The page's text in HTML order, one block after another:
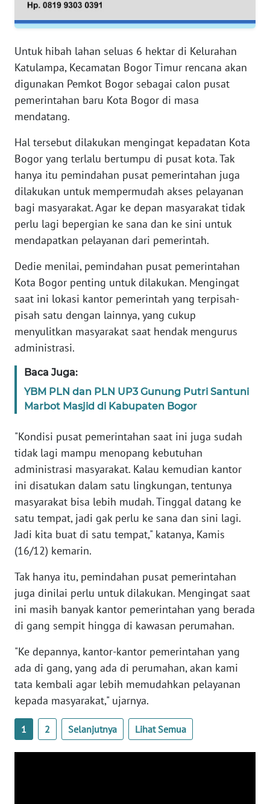
Untuk hibah lahan seluas 6 hektar di Kelurahan
Katulampa, Kecamatan Bogor Timur rencana akan
digunakan Pemkot Bogor sebagai calon pusat
pemerintahan baru Kota Bogor di masa
mendatang.
Hal tersebut dilakukan mengingat kepadatan Kota
Bogor yang terlalu bertumpu di pusat kota. Tak
hanya itu pemindahan pusat pemerintahan juga
dilakukan untuk mempermudah akses pelayanan
bagi masyarakat. Agar ke depan masyarakat tidak
perlu lagi bepergian ke sana dan ke sini untuk
mendapatkan pelayanan dari pemerintah.
Dedie menilai, pemindahan pusat pemerintahan
Kota Bogor penting untuk dilakukan. Mengingat
saat ini lokasi kantor pemerintah yang terpisah-
pisah satu dengan lainnya, yang cukup
menyulitkan masyarakat saat hendak mengurus
administrasi.
Baca Juga:
YBM PLN dan PLN UP3 Gunung Putri Santuni
Marbot Masjid di Kabupaten Bogor
"Kondisi pusat pemerintahan saat ini juga sudah
tidak lagi mampu menopang kebutuhan
administrasi masyarakat. Kalau kemudian kantor
ini disatukan dalam satu lingkungan, tentunya
masyarakat bisa lebih mudah. Tinggal datang ke
satu tempat, jadi gak perlu ke sana dan sini lagi.
Jadi kita buat di satu tempat," katanya, Kamis
(16/12) kemarin.
Tak hanya itu, pemindahan pusat pemerintahan
juga dinilai perlu untuk dilakukan. Mengingat saat
ini masih banyak kantor pemerintahan yang berada
di gang sempit hingga di kawasan perumahan.
"Ke depannya, kantor-kantor pemerintahan yang
ada di gang, yang ada di perumahan, akan kami
tata kembali agar lebih memudahkan pelayanan
kepada masyarakat," ujarnya.
1 2 Selanjutnya Lihat Semua
PAPUA
PAPUA
BARAT
WN
WN
WN
JAMBI
WN
SULTRA
NTB
WN
SULTENG
SULBAR
WN
WN
SUMBAR
WN
SUMSEL
BENGKULU
WN
LAMPUNG
WN
JATENG
WN
NUSANTARA
WN
JOGJA